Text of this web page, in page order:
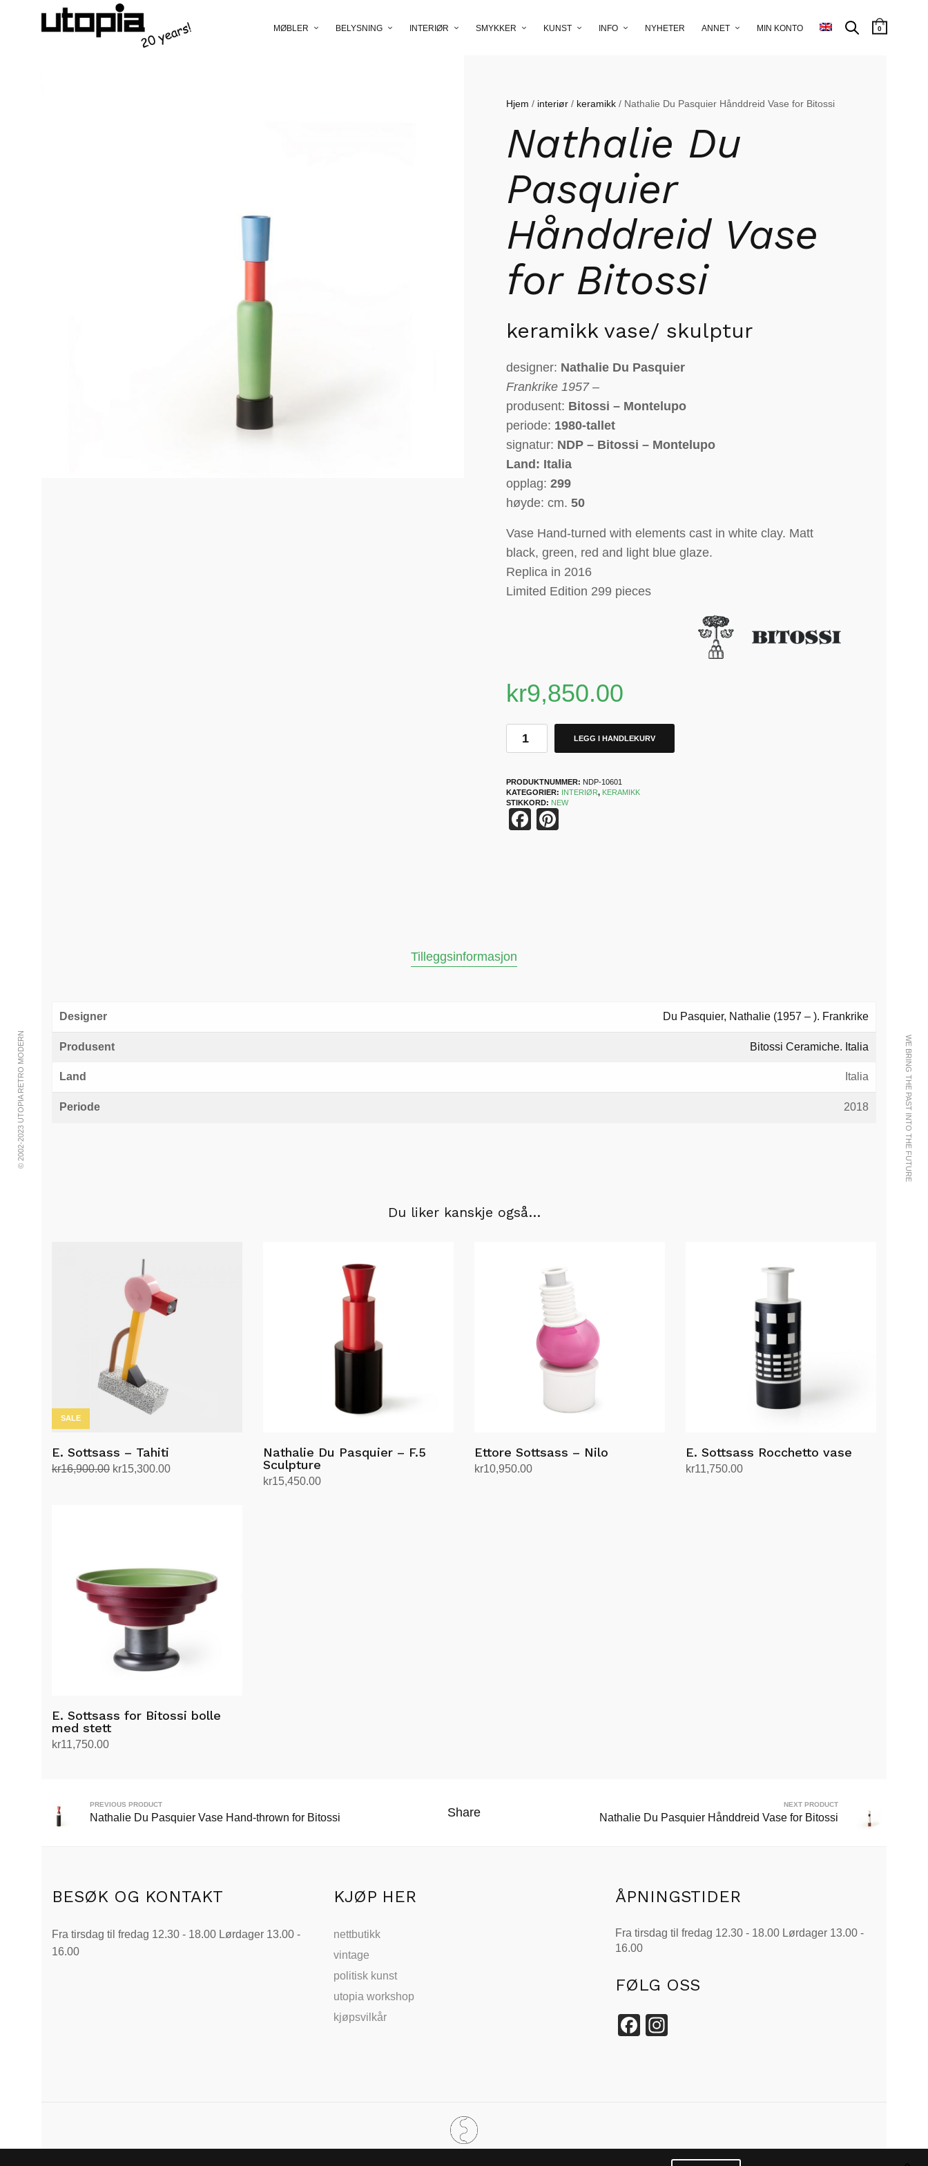
MØBLER BELYSNING INTERIØR SMYKKER KUNST INFO NYHETER ANNET MIN KONTO 0
© 2002-2023 UTOPIA RETRO MODERN WE BRING THE PAST INTO THE FUTURE
Hjem / interiør / keramikk / Nathalie Du Pasquier Hånddreid Vase for Bitossi
Nathalie Du
Pasquier
Hånddreid Vase
for Bitossi
keramikk vase/ skulptur
designer: Nathalie Du Pasquier
Frankrike1957 –
produsent: Bitossi – Montelupo
periode: 1980-tallet
signatur: NDP – Bitossi – Montelupo
Land: Italia
opplag:299
høyde: cm.50
Vase Hand-turned with elements cast in white clay. Matt
black, green, red and light blue glaze.
Replica in 2016
Limited Edition 299 pieces
kr9,850.00
LEGG I HANDLEKURV
PRODUKTNUMMER: NDP-10601
KATEGORIER:
INTERIØR, KERAMIKK
STIKKORD: NEW
Facebook
Tilleggsinformasjon
Designer Du Pasquier, Nathalie (1957 – ). Frankrike
Produsent Bitossi Ceramiche. Italia
Land Italia
Periode 2018
Du liker kanskje også…
SALE
E. Sottsass – Tahiti
kr16,900.00 Opprinnelig
kr15,300.00Nåværende
Nathalie Du Pasquier – F.5
Sculpture
kr15,450.00
Ettore Sottsass – Nilo
kr10,950.00
E. Sottsass Rocchetto vase
kr11,750.00
E. Sottsass for Bitossi bolle
med stett
kr11,750.00
PREVIOUS PRODUCT
Nathalie Du Pasquier Vase Hand-thrown for Bitossi Share
NEXT PRODUCT
Nathalie Du Pasquier Hånddreid Vase for Bitossi
BESØK OG KONTAKT
Fra tirsdag til fredag 12.30 - 18.00 Lørdager 13.00 -
16.00
KJØP HER
nettbutikk
vintage
politisk kunst
utopia workshop
kjøpsvilkår
ÅPNINGSTIDER
Fra tirsdag til fredag 12.30 - 18.00 Lørdager 13.00 -
16.00
FØLG OSS
Facebook